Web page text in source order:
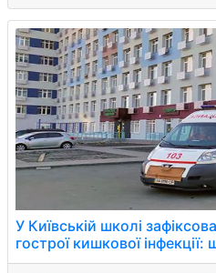
У Київській школі
гострої кишкової